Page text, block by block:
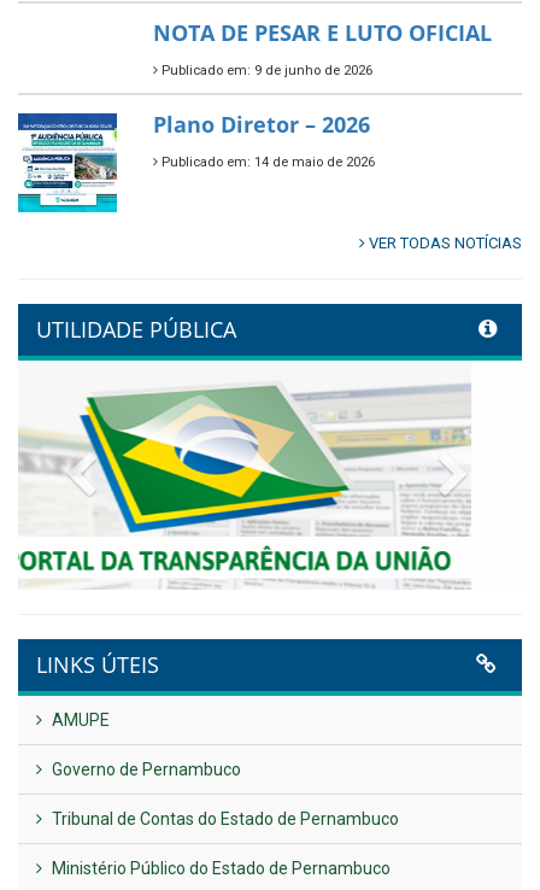
🌳🌱 Projeto Arborização Urbana!
Publicado em: 9 de junho de 2026
🌿🚤 Semana Mundial do Meio
Ambiente em Tamandaré
alinhamento estratégico do
Conecta+ Tamandaré.
NOTA DE PESAR E LUTO OFICIAL
Publicado em: 9 de junho de 2026
Plano Diretor – 2026
Publicado em: 14 de maio de 2026
VER TODAS NOTÍCIAS
UTILIDADE PÚBLICA
Previous